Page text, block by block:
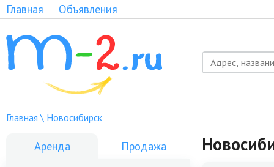
Главная Объявления
Главная \ Новосибирск
Аренда Продажа